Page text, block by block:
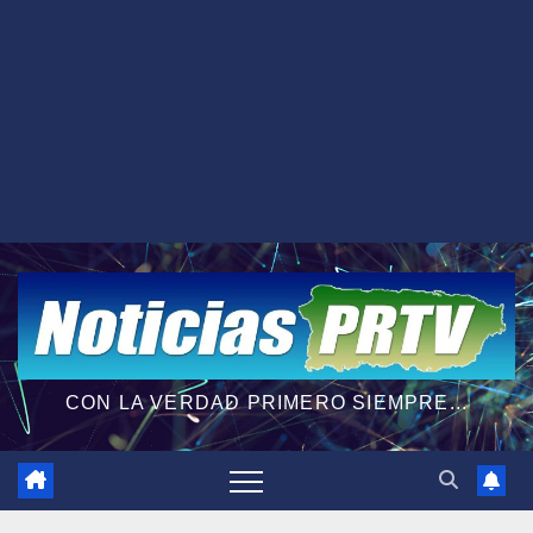
CON LA VERDAD PRIMERO SIEMPRE...